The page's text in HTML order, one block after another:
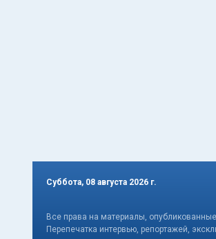
Суббота, 08 августа 2026 г.
Все права на материалы,
Перепечатка интервью, репортажей,